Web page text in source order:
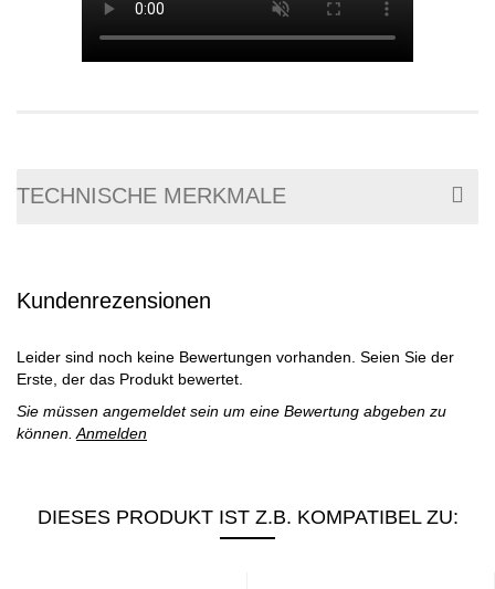
TECHNISCHE MERKMALE
Kundenrezensionen
Leider sind noch keine Bewertungen vorhanden. Seien Sie der
Erste, der das Produkt bewertet.
Sie müssen angemeldet sein um eine Bewertung abgeben zu
können.Anmelden
DIESES PRODUKT IST Z.B. KOMPATIBEL ZU: